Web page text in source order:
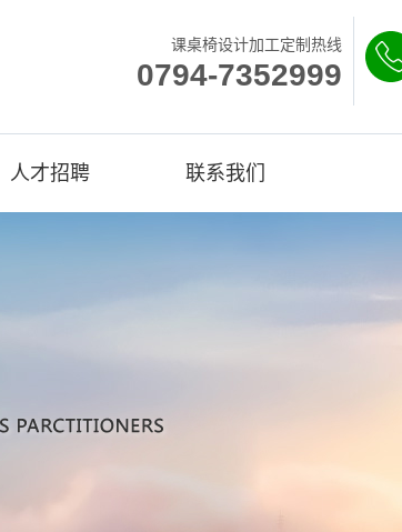
课桌椅设计加工定制热线
0794-7352999
人才招聘 联系我们